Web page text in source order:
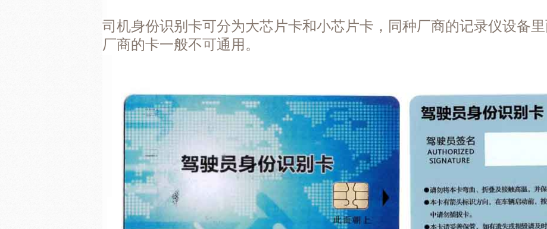
吴
货车驾驶员
货车驾驶员
丰快递（预
丰快递（预
孙
司机身份识别卡可分为大芯片卡和小芯片卡，同种厂商的记录仪设备
厂商的卡一般不可通用。